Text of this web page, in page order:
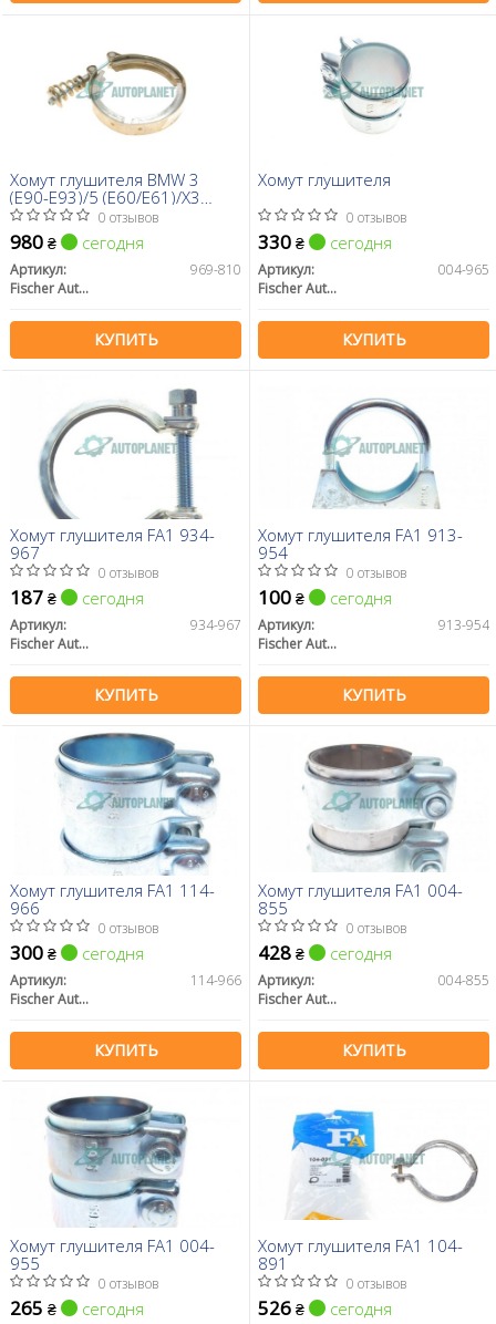
Хомут глушителя BMW 3
(E90-E93)/5 (E60/E61)/X3
(E83/X5 (E70) 03-13 M57
0 отзывов
980 ₴ сегодня
Артикул:
969-810
Fischer Automotive One (FA1)
КУПИТЬ
Хомут глушителя
0 отзывов
330 ₴ сегодня
Артикул:
004-965
Fischer Automotive One (FA1)
КУПИТЬ
Хомут глушителя FA1 934-
967
0 отзывов
187 ₴ сегодня
Артикул:
934-967
Fischer Automotive One (FA1)
КУПИТЬ
Хомут глушителя FA1 913-
954
0 отзывов
100 ₴ сегодня
Артикул:
913-954
Fischer Automotive One (FA1)
КУПИТЬ
Хомут глушителя FA1 114-
966
0 отзывов
300 ₴ сегодня
Артикул:
114-966
Fischer Automotive One (FA1)
КУПИТЬ
Хомут глушителя FA1 004-
855
0 отзывов
428 ₴ сегодня
Артикул:
004-855
Fischer Automotive One (FA1)
КУПИТЬ
Хомут глушителя FA1 004-
955
0 отзывов
265 ₴ сегодня
Хомут глушителя FA1 104-
891
0 отзывов
526 ₴ сегодня